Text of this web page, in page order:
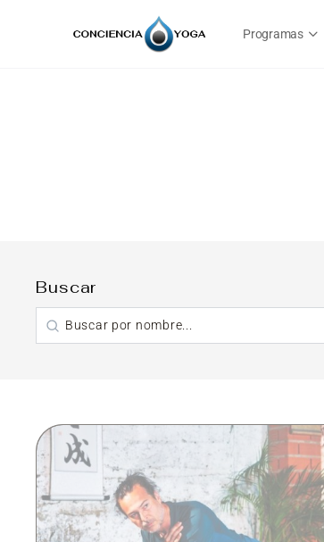
Programas
Buscar